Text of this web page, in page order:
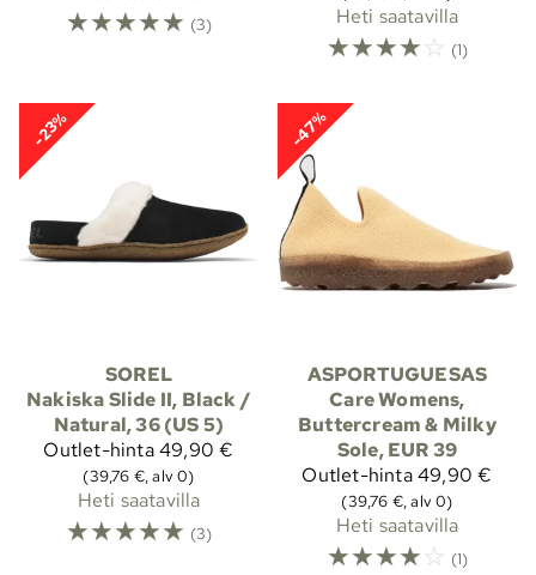
☆☆☆☆☆ (3) Heti saatavilla
☆☆☆☆☆ (1)
-23%
SOREL
Nakiska Slide II, Black /
Natural, 36 (US 5)
Outlet-hinta49,90 €
(39,76 €, alv 0)
Heti saatavilla
☆☆☆☆☆ (3)
-47%
ASPORTUGUESAS
Care Womens,
Buttercream & Milky
Sole, EUR 39
Outlet-hinta49,90 €
(39,76 €, alv 0)
Heti saatavilla
☆☆☆☆☆ (1)